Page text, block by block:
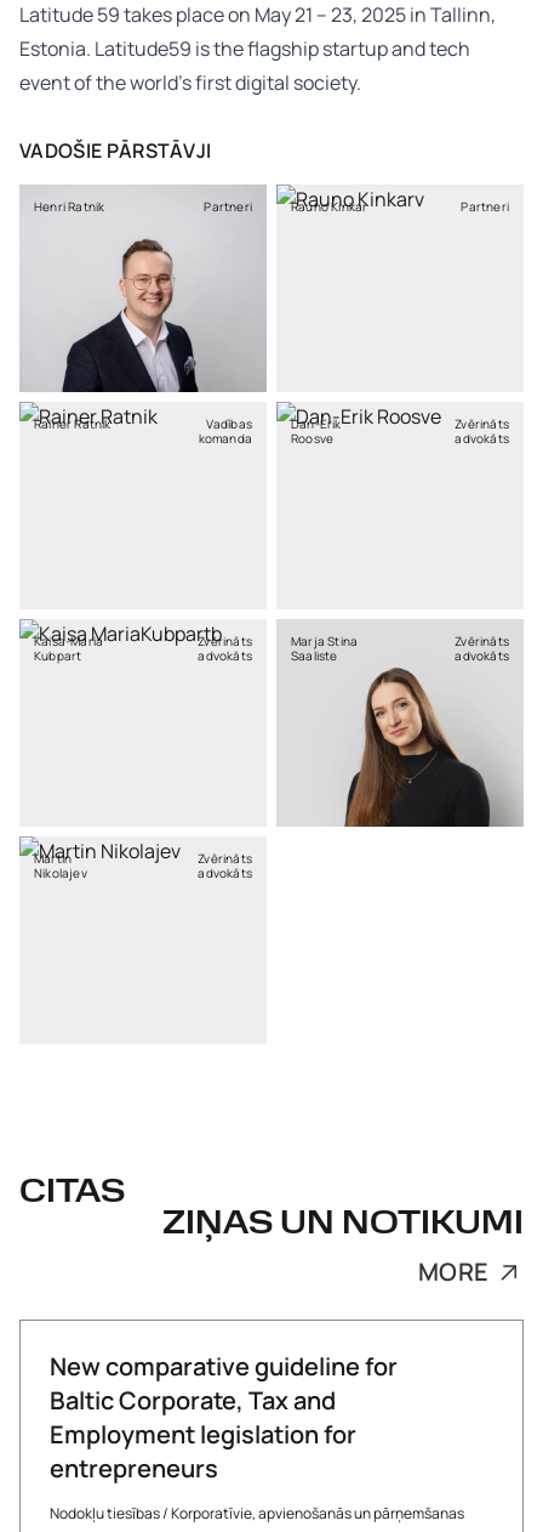
Latitude 59 takes place on May 21 – 23, 2025 in Tallinn,
Estonia. Latitude59 is the flagship startup and tech
event of the world’s first digital society.
VADOŠIE PĀRSTĀVJI
Henri Ratnik Partneri Rauno Kinkar Partneri
Rainer Ratnik
Vadības
komanda
Dan-Erik
Roosve
Zvērināts
advokāts
Kaisa-Maria
Kubpart
Zvērināts
advokāts
Marja Stina
Saaliste
Zvērināts
advokāts
Martin
Nikolajev
Zvērināts
advokāts
CITAS
ZIŅAS UN NOTIKUMI
MORE
New comparative guideline for
Baltic Corporate, Tax and
Employment legislation for
entrepreneurs
Nodokļu tiesības/Korporatīvie, apvienošanās un pārņemšanas